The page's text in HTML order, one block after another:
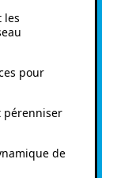
les
pour
pérenniser
de